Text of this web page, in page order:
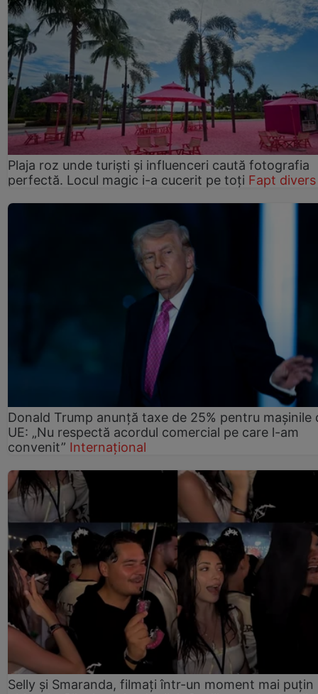
Plaja roz unde turiști și influenceri caută fotografia
perfectă. Locul magic i-a cucerit pe toți Fapt divers
Donald Trump anunță taxe de 25% pentru mașinile
UE: „Nu respectă acordul comercial pe care l-am
convenit” Internațional
Selly și Smaranda, filmați într-un moment mai puțin